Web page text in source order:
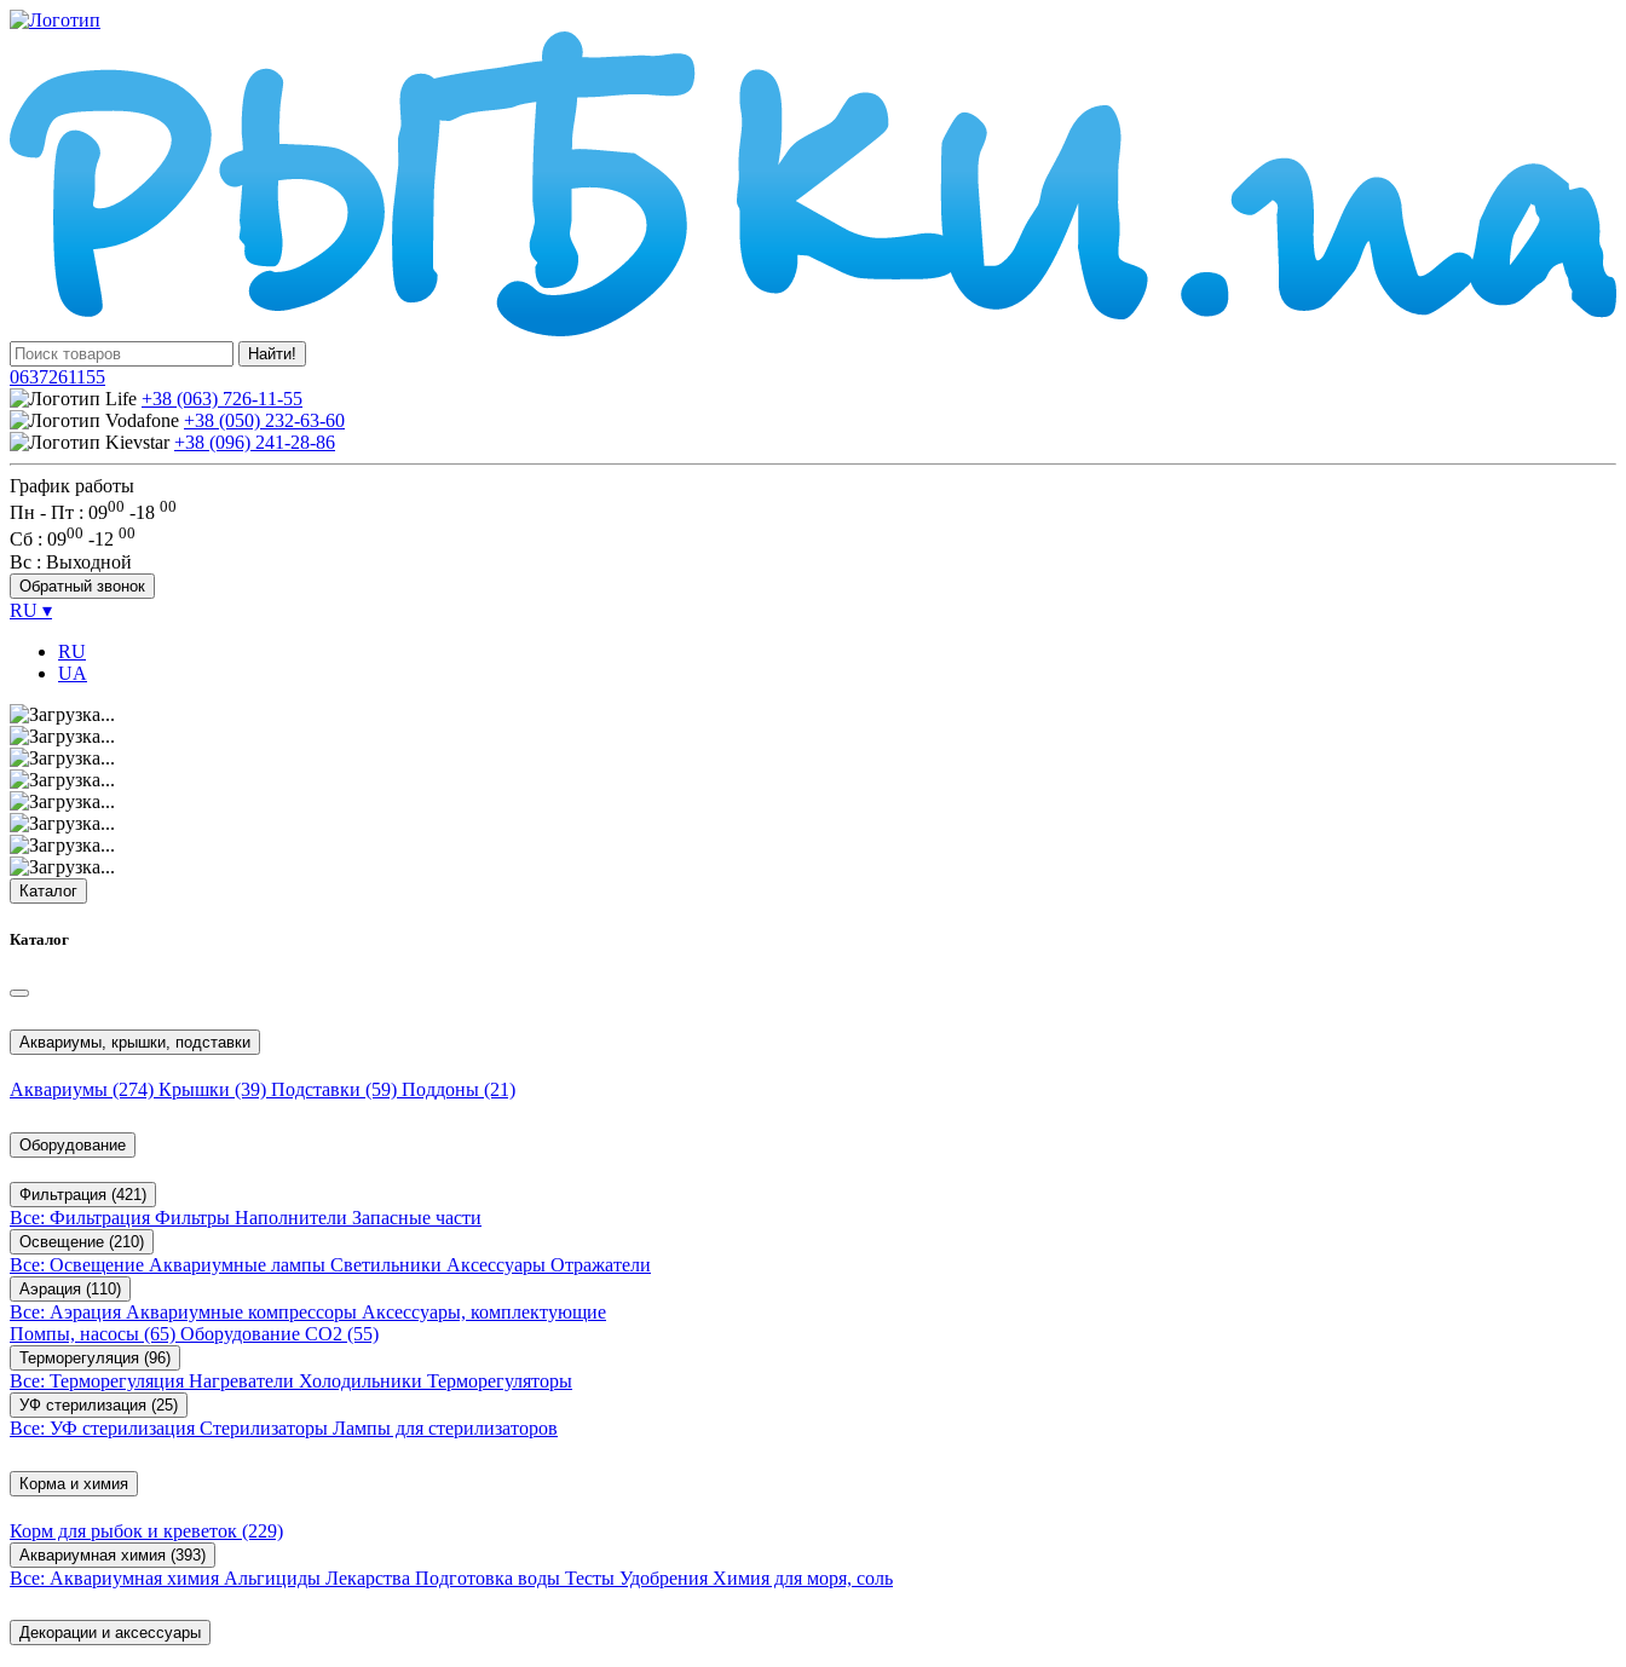
Найти!
0637261155
+38 (063) 726-11-55
+38 (050) 232-63-60
+38 (096) 241-28-86
График работы
Пн - Пт : 0900 -18 00
Сб : 0900 -12 00
Вс : Выходной
Обратный звонок
RU ▾
RU
UA
Каталог
Каталог
Аквариумы, крышки, подставки
Аквариумы (274) Крышки (39) Подставки (59) Поддоны (21)
Оборудование
Фильтрация (421)
Все: Фильтрация Фильтры Наполнители Запасные части
Освещение (210)
Все: Освещение Аквариумные лампы Светильники Аксессуары Отражатели
Аэрация (110)
Все: Аэрация Аквариумные компрессоры Аксессуары, комплектующие
Помпы, насосы (65) Оборудование CO2 (55)
Терморегуляция (96)
Все: Терморегуляция Нагреватели Холодильники Терморегуляторы
УФ стерилизация (25)
Все: УФ стерилизация Стерилизаторы Лампы для стерилизаторов
Корма и химия
Корм для рыбок и креветок (229)
Аквариумная химия (393)
Все: Аквариумная химия Альгициды Лекарства Подготовка воды Тесты Удобрения Химия для моря, соль
Декорации и аксессуары